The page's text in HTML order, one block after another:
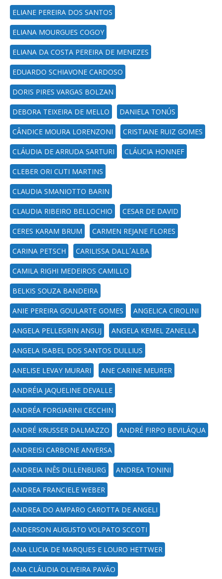
ELIANE PEREIRA DOS SANTOS
ELIANA MOURGUES COGOY
ELIANA DA COSTA PEREIRA DE MENEZES
EDUARDO SCHIAVONE CARDOSO
DORIS PIRES VARGAS BOLZAN
DEBORA TEIXEIRA DE MELLO DANIELA TONÚS
CÂNDICE MOURA LORENZONI CRISTIANE RUIZ GOMES
CLÁUDIA DE ARRUDA SARTURI CLÁUCIA HONNEF
CLEBER ORI CUTI MARTINS
CLAUDIA SMANIOTTO BARIN
CLAUDIA RIBEIRO BELLOCHIO CESAR DE DAVID
CERES KARAM BRUM CARMEN REJANE FLORES
CARINA PETSCH CARILISSA DALL´ALBA
CAMILA RIGHI MEDEIROS CAMILLO
BELKIS SOUZA BANDEIRA
ANIE PEREIRA GOULARTE GOMES ANGELICA CIROLINI
ANGELA PELLEGRIN ANSUJ ANGELA KEMEL ZANELLA
ANGELA ISABEL DOS SANTOS DULLIUS
ANELISE LEVAY MURARI ANE CARINE MEURER
ANDRÉIA JAQUELINE DEVALLE
ANDRÉA FORGIARINI CECCHIN
ANDRÉ KRUSSER DALMAZZO ANDRÉ FIRPO BEVILÁQUA
ANDREISI CARBONE ANVERSA
ANDREIA INÊS DILLENBURG ANDREA TONINI
ANDREA FRANCIELE WEBER
ANDREA DO AMPARO CAROTTA DE ANGELI
ANDERSON AUGUSTO VOLPATO SCCOTI
ANA LUCIA DE MARQUES E LOURO HETTWER
ANA CLÁUDIA OLIVEIRA PAVÃO